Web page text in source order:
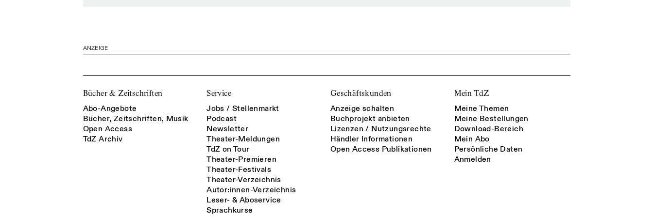
ANZEIGE
Bücher & Zeitschriften
Abo-Angebote
Bücher, Zeitschriften, Musik
Open Access
TdZ Archiv
Service
Jobs / Stellenmarkt
Podcast
Newsletter
Theater-Meldungen
TdZ on Tour
Theater-Premieren
Theater-Festivals
Theater-Verzeichnis
Autor:innen-Verzeichnis
Leser- & Aboservice
Sprachkurse
Geschäftskunden
Anzeige schalten
Buchprojekt anbieten
Lizenzen / Nutzungsrechte
Händler Informationen
Open Access Publikationen
Mein TdZ
Meine Themen
Meine Bestellungen
Download-Bereich
Mein Abo
Persönliche Daten
Anmelden